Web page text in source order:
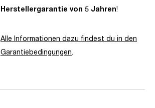
Herstellergarantie von 5 Jahren!
Alle Informationen dazu findest du in den
Garantiebedingungen.